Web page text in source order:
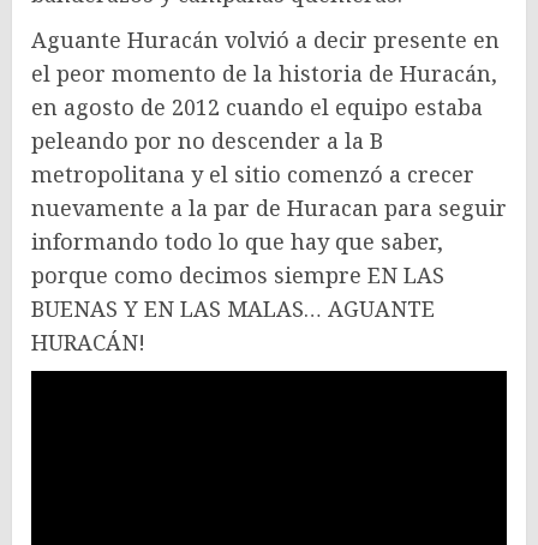
Aguante Huracán volvió a decir presente en
el peor momento de la historia de Huracán,
en agosto de 2012 cuando el equipo estaba
peleando por no descender a la B
metropolitana y el sitio comenzó a crecer
nuevamente a la par de Huracan para seguir
informando todo lo que hay que saber,
porque como decimos siempre EN LAS
BUENAS Y EN LAS MALAS… AGUANTE
HURACÁN!